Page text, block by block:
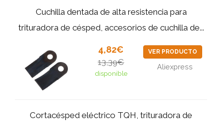
Cuchilla dentada de alta resistencia para
trituradora de césped, accesorios de cuchilla de...
4,82€
13,39€
disponible
VER PRODUCTO
Aliexpress
Cortacésped eléctrico TQH, trituradora de